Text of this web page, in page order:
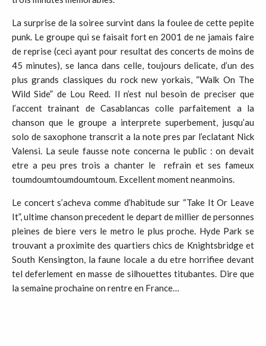
La surprise de la soiree survint dans la foulee de cette pepite
punk. Le groupe qui se faisait fort en 2001 de ne jamais faire
de reprise (ceci ayant pour resultat des concerts de moins de
45 minutes), se lanca dans celle, toujours delicate, d’un des
plus grands classiques du rock new yorkais, “Walk On The
Wild Side” de Lou Reed. Il n’est nul besoin de preciser que
l’accent trainant de Casablancas colle parfaitement a la
chanson que le groupe a interprete superbement, jusqu’au
solo de saxophone transcrit a la note pres par l’eclatant Nick
Valensi. La seule fausse note concerna le public : on devait
etre a peu pres trois a chanter le refrain et ses fameux
toumdoumtoumdoumtoum. Excellent moment neanmoins.
Le concert s’acheva comme d’habitude sur “Take It Or Leave
It”, ultime chanson precedent le depart de millier de personnes
pleines de biere vers le metro le plus proche. Hyde Park se
trouvant a proximite des quartiers chics de Knightsbridge et
South Kensington, la faune locale a du etre horrifiee devant
tel deferlement en masse de silhouettes titubantes. Dire que
la semaine prochaine on rentre en France…